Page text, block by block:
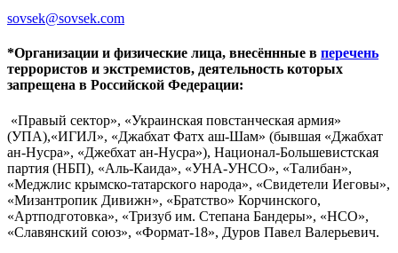
sovsek@sovsek.com
*Организации и физические лица, внесённные в перечень
террористов и экстремистов, деятельность которых
запрещена в Российской Федерации:
«Правый сектор», «Украинская повстанческая армия»
(УПА),«ИГИЛ», «Джабхат Фатх аш-Шам» (бывшая «Джабхат
ан-Нусра», «Джебхат ан-Нусра»), Национал-Большевистская
партия (НБП), «Аль-Каида», «УНА-УНСО», «Талибан»,
«Меджлис крымско-татарского народа», «Свидетели Иеговы»,
«Мизантропик Дивижн», «Братство» Корчинского,
«Артподготовка», «Тризуб им. Степана Бандеры», «НСО»,
«Славянский союз», «Формат-18», Дуров Павел Валерьевич.